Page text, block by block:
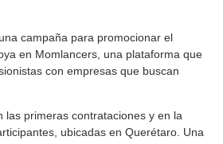
campaña para promocionar el
en Momlancers, una plataforma que
con empresas que buscan
las primeras contrataciones y en la
ubicadas en Querétaro. Una